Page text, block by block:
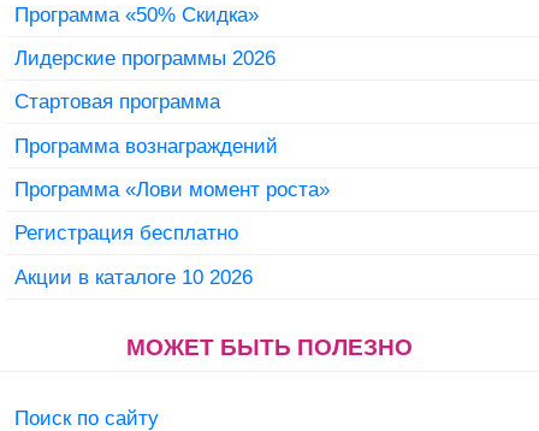
Программа «50% Скидка»
Лидерские программы 2026
Стартовая программа
Программа вознаграждений
Программа «Лови момент роста»
Регистрация бесплатно
Акции в каталоге 10 2026
МОЖЕТ БЫТЬ ПОЛЕЗНО
Поиск по сайту